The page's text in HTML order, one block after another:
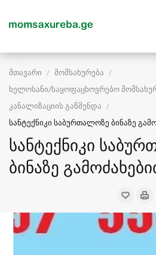
მთავარი
მომსახურება
ხელოსანი/საყოფაცხოვრებო
კანალიზაციის გაწმენდა
სანტექნიკი საბურთალოზე ბინაზე
სანტექნიკი
ბინაზე